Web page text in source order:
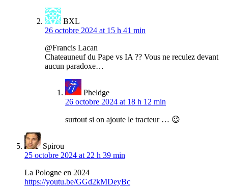
BXL
26 octobre 2024 at 15 h 41 min
@Francis Lacan
Chateauneuf du Pape vs IA ?? Vous ne reculez devant
aucun paradoxe…
Pheldge
26 octobre 2024 at 18 h 12 min
surtout si on ajoute le tracteur … 😉
Spirou
25 octobre 2024 at 22 h 39 min
La Pologne en 2024
https://youtu.be/GGd2kMDeyBc